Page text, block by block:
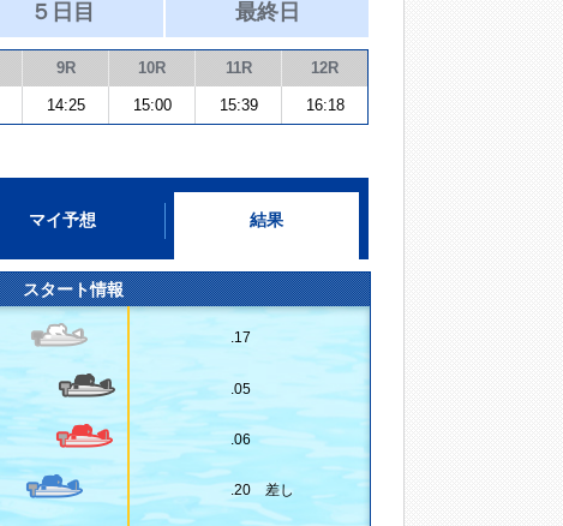
５日目 最終日
9R 10R 11R 12R
14:25 15:00 15:39 16:18
マイ予想 結果
スタート情報
.17
.05
.06
.20 差し